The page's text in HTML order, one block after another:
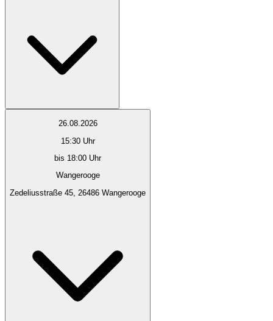
26.08.2026
15:30 Uhr
bis 18:00 Uhr
Wangerooge
Zedeliusstraße 45, 26486 Wangerooge